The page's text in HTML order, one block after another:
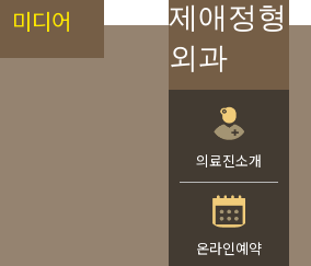
미디어
제애정형
외과
의료진소개
온라인예약